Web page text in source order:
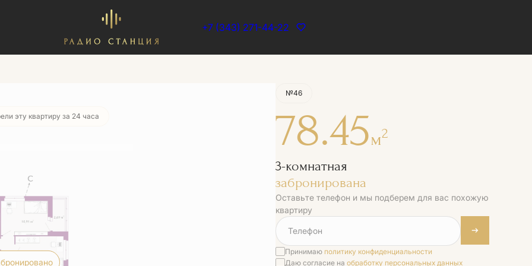
+7 (343) 271-44-22
эту квартиру за 24 часа
№46
78.45м2
3-комнатная
забронирована
Оставьте телефон и мы подберем для вас похожую
квартиру
Принимаю политику конфиденциальности
Даю согласие на обработку персональных данных